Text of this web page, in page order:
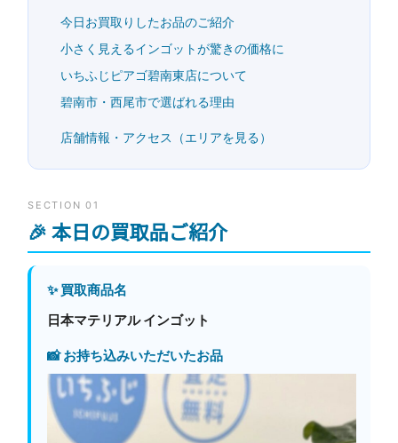
今日お買取りしたお品のご紹介
小さく見えるインゴットが驚きの価格に
いちふじピアゴ碧南東店について
碧南市・西尾市で選ばれる理由
店舗情報・アクセス（エリアを見る）
SECTION 01
🎉 本日の買取品ご紹介
✨ 買取商品名
日本マテリアル インゴット
📸 お持ち込みいただいたお品